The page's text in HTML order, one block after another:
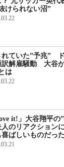
けられない沼”
れていた”予兆”
訳解雇騒動 大谷
は
it!」大谷翔平
人のリアクション
ばしいものだった